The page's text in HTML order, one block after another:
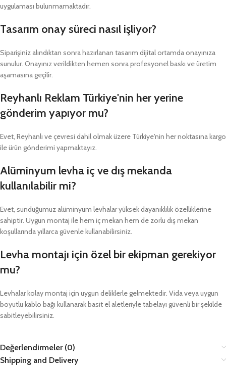
uygulaması bulunmamaktadır.
Tasarım onay süreci nasıl işliyor?
Siparişiniz alındıktan sonra hazırlanan tasarım dijital ortamda onayınıza
sunulur. Onayınız verildikten hemen sonra profesyonel baskı ve üretim
aşamasına geçilir.
Reyhanlı Reklam Türkiye'nin her yerine
gönderim yapıyor mu?
Evet, Reyhanlı ve çevresi dahil olmak üzere Türkiye'nin her noktasına kargo
ile ürün gönderimi yapmaktayız.
Alüminyum levha iç ve dış mekanda
kullanılabilir mi?
Evet, sunduğumuz alüminyum levhalar yüksek dayanıklılık özelliklerine
sahiptir. Uygun montaj ile hem iç mekan hem de zorlu dış mekan
koşullarında yıllarca güvenle kullanabilirsiniz.
Levha montajı için özel bir ekipman gerekiyor
mu?
Levhalar kolay montaj için uygun deliklerle gelmektedir. Vida veya uygun
boyutlu kablo bağı kullanarak basit el aletleriyle tabelayı güvenli bir şekilde
sabitleyebilirsiniz.
Değerlendirmeler (0)
Shipping and Delivery